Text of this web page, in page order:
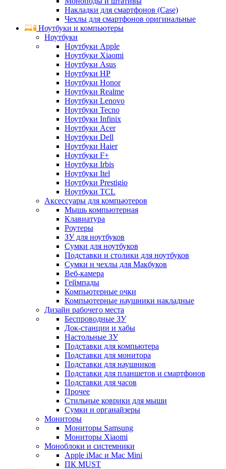
Накладки для смартфонов (Case)
Чехлы для смартфонов оригинальные
Ноутбуки и компьютеры
Ноутбуки
Ноутбуки Apple
Ноутбуки Xiaomi
Ноутбуки Asus
Ноутбуки HP
Ноутбуки Honor
Ноутбуки Realme
Ноутбуки Lenovo
Ноутбуки Tecno
Ноутбуки Infinix
Ноутбуки Acer
Ноутбуки Dell
Ноутбуки Haier
Ноутбуки F+
Ноутбуки Irbis
Ноутбуки Itel
Ноутбуки Prestigio
Ноутбуки TCL
Аксессуары для компьютеров
Мышь компьютерная
Клавиатура
Роутеры
ЗУ для ноутбуков
Сумки для ноутбуков
Подставки и столики для ноутбуков
Сумки и чехлы для Макбуков
Веб-камера
Геймпады
Компьютерные очки
Компьютерные наушники накладные
Дизайн рабочего места
Беспроводные ЗУ
Док-станции и хабы
Настольные ЗУ
Подставки для компьютера
Подставки для монитора
Подставки для наушников
Подставки для планшетов и смартфонов
Подставки для часов
Прочее
Стильные коврики для мыши
Сумки и органайзеры
Мониторы
Мониторы Samsung
Мониторы Xiaomi
Моноблоки и системники
Apple iMac и Mac Mini
ПК MUST